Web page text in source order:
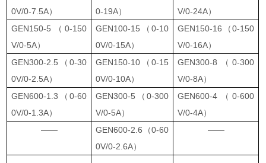
0V/0-7.5A）
0-19A）
V/0-24A）
GEN150-5（0-150
V/0-5A）
GEN100-15（0-10
0V/0-15A）
GEN150-16（0-150
V/0-16A）
GEN300-2.5（0-30
0V/0-2.5A）
GEN150-10（0-15
0V/0-10A）
GEN300-8（0-300
V/0-8A）
GEN600-1.3（0-60
0V/0-1.3A）
GEN300-5（0-300
V/0-5A）
GEN600-4（0-600
V/0-4A）
——
GEN600-2.6（0-60
0V/0-2.6A）
——